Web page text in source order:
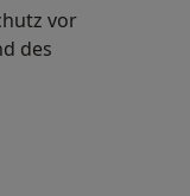
vor
des